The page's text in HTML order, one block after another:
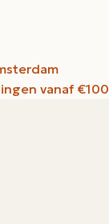
vanaf €100